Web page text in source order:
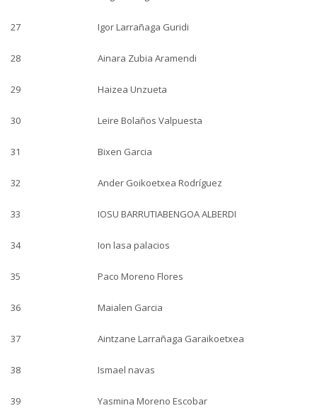
27 Igor Larrañaga Guridi
28 Ainara Zubia Aramendi
29 Haizea Unzueta
30 Leire Bolaños Valpuesta
31 Bixen Garcia
32 Ander Goikoetxea Rodríguez
33 IOSU BARRUTIABENGOA ALBERDI
34 Ion lasa palacios
35 Paco Moreno Flores
36 Maialen Garcia
37 Aintzane Larrañaga Garaikoetxea
38 Ismael navas
39 Yasmina Moreno Escobar